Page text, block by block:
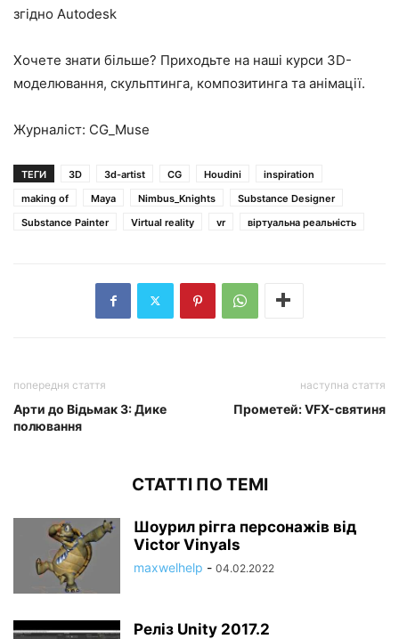
згідно Autodesk
Хочете знати більше? Приходьте на наші курси 3D-
моделювання, скульптинга, композитинга та анімації.
Журналіст: CG_Muse
ТЕГИ 3D 3d-artist CG Houdini
inspiration
making of
Maya Nimbus_Knights
Substance Designer
Substance Painter
Virtual reality vr віртуальна реальність
попередня стаття
Арти до Відьмак 3: Дике
полювання
наступна стаття
Прометей: VFX-святиня
СТАТТІ ПО ТЕМІ
Шоурил рігга персонажів від
Victor Vinyals
maxwelhelp - 04.02.2022
Реліз Unity 2017.2